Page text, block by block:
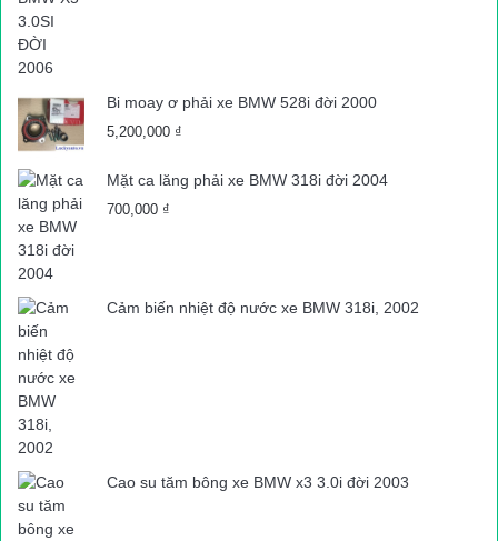
Bi moay ơ phải xe BMW 528i đời 2000
5,200,000 ₫
Mặt ca lăng phải xe BMW 318i đời 2004
700,000 ₫
Cảm biến nhiệt độ nước xe BMW 318i, 2002
Cao su tăm bông xe BMW x3 3.0i đời 2003